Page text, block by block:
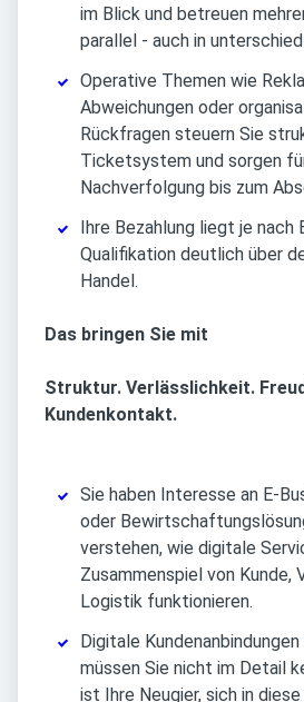
im Blick und betreuen
parallel - auch in
Operative Themen wie
Abweichungen oder
Rückfragen steuern Sie
Ticketsystem und sorgen
Nachverfolgung bis zum
Ihre Bezahlung liegt je nach
Qualifikation deutlich über
Handel.
Das bringen Sie mit
Struktur. Verlässlichkeit.
Kundenkontakt.
Sie haben Interesse an E-
oder
verstehen, wie digitale
Zusammenspiel von Kunde,
Logistik funktionieren.
Digitale
müssen Sie nicht im Detail
ist Ihre Neugier, sich in